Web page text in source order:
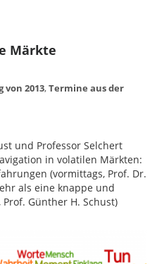
Märkte
von 2013,Termine aus der
und Professor Selchert
in volatilen Märkten:
(vormittags, Prof. Dr.
als eine knappe und
Günther H. Schust)